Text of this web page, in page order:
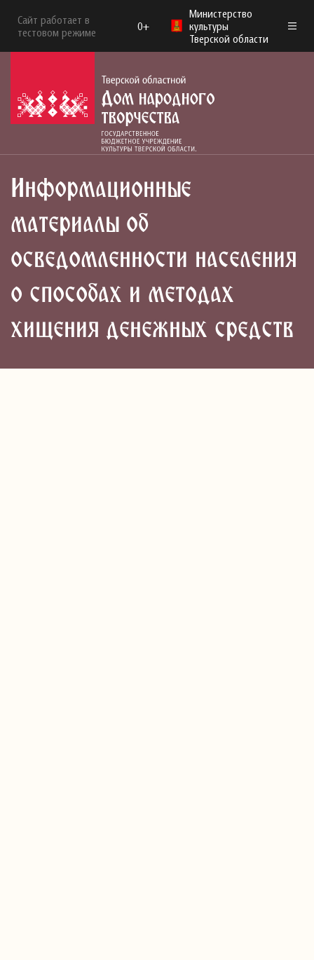
Сайт работает в
тестовом режиме
0+
Министерство
культуры
Тверской области
Информационные
материалы об
осведомленности населения
о способах и методах
хищения денежных средств